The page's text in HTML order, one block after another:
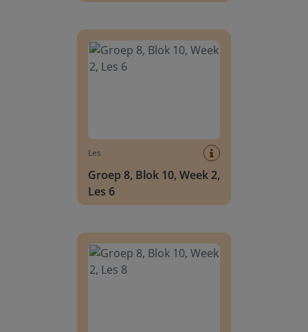
Les
Groep 8, Blok 10, Week 2,
Les 6